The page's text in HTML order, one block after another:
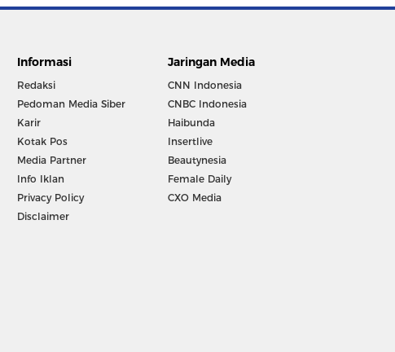
Informasi
Redaksi
Pedoman Media Siber
Karir
Kotak Pos
Media Partner
Info Iklan
Privacy Policy
Disclaimer
Jaringan Media
CNN Indonesia
CNBC Indonesia
Haibunda
Insertlive
Beautynesia
Female Daily
CXO Media